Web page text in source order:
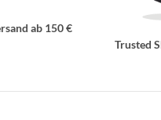
ab 150 €
Trusted